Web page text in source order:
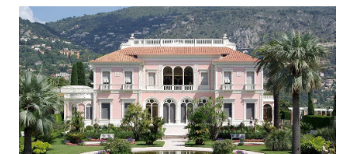
Email Facebook LinkedIn
Bluesky Whatsapp